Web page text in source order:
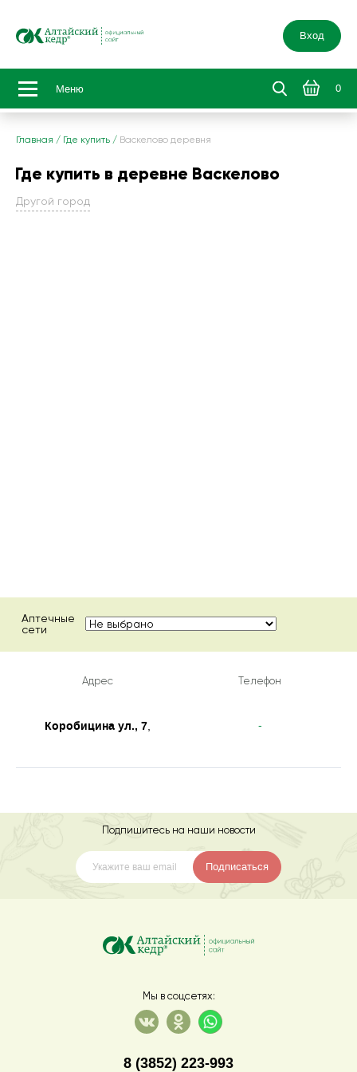
Вход
Меню 0
Главная / Где купить / Васкелово деревня
Где купить в деревне Васкелово
Другой город
Аптечные
сети
Адрес Телефон
Коробицина ул., 7, -
Подпишитесь на наши новости
Подписаться
Мы в соцсетях:
8 (3852) 223-993